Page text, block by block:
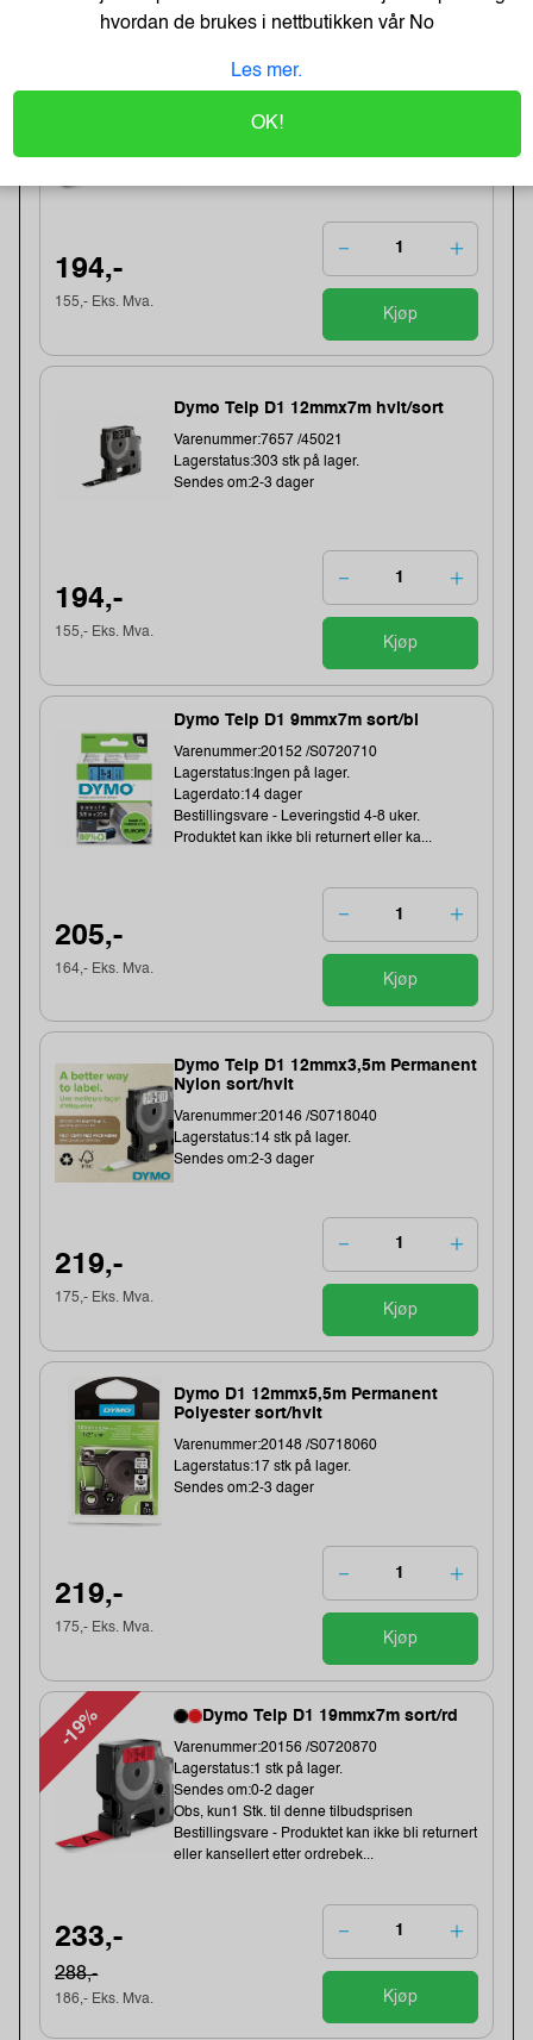
Dymo Teip D1 12mmx7m hvit/klar
Varenummer:20151 /S0720600
Lagerstatus:11 stk på lager.
Sendes om:2-3 dager
194,-
155,- Eks. Mva.
Kjøp
Dymo Teip D1 12mmx7m hvit/sort
Varenummer:7657 /45021
Lagerstatus:303 stk på lager.
Sendes om:2-3 dager
194,-
155,- Eks. Mva.
Kjøp
Dymo Teip D1 9mmx7m sort/bl
Varenummer:20152 /S0720710
Lagerstatus:Ingen på lager.
Lagerdato:14 dager
Bestillingsvare - Leveringstid 4-8 uker.
Produktet kan ikke bli returnert eller ka...
205,-
164,- Eks. Mva.
Kjøp
Dymo Teip D1 12mmx3,5m Permanent
Nylon sort/hvit
Varenummer:20146 /S0718040
Lagerstatus:14 stk på lager.
Sendes om:2-3 dager
219,-
175,- Eks. Mva.
Kjøp
Dymo D1 12mmx5,5m Permanent
Polyester sort/hvit
Varenummer:20148 /S0718060
Lagerstatus:17 stk på lager.
Sendes om:2-3 dager
219,-
175,- Eks. Mva.
Kjøp
-19% Dymo Teip D1 19mmx7m sort/rd
Varenummer:20156 /S0720870
Lagerstatus:1 stk på lager.
Sendes om:0-2 dager
Obs, kun1 Stk. til denne tilbudsprisen
Bestillingsvare - Produktet kan ikke bli returnert
eller kansellert etter ordrebek...
233,-
288,-
186,- Eks. Mva. Kjøp
hvordan de brukes i nettbutikken vårNo
Les mer.
OK!